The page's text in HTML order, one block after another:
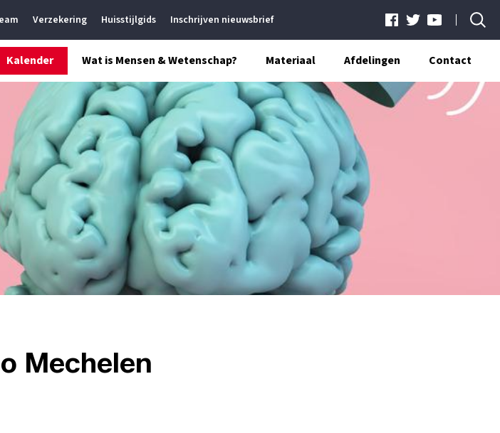
Verzekering Huisstijlgids Inschrijven nieuwsbrief
Kalender Wat is Mensen & Wetenschap? Materiaal Afdelingen Contact
Mechelen